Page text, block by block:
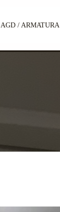
AGD / ARMATURA